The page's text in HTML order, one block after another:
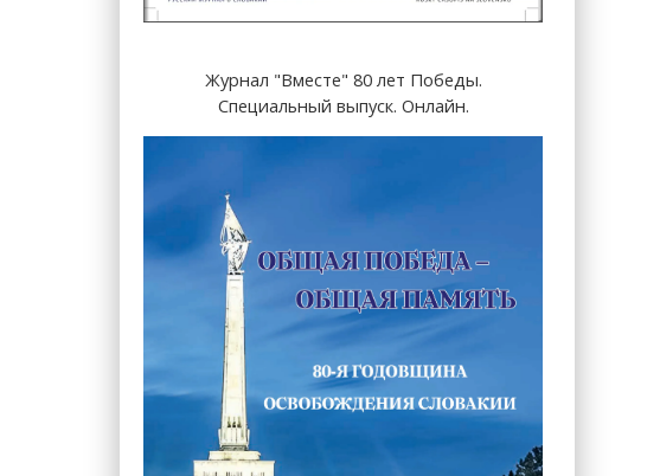
Журнал "Вместе" 80 лет Победы.
Специальный выпуск. Онлайн.